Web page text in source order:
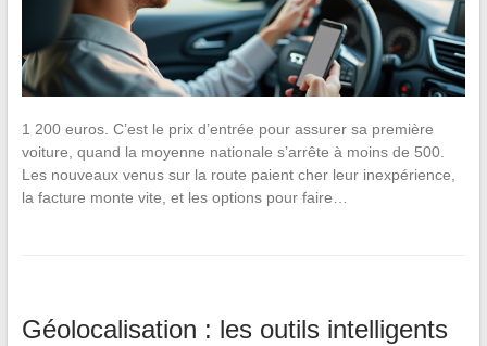
1 200 euros. C’est le prix d’entrée pour assurer sa première
voiture, quand la moyenne nationale s’arrête à moins de 500.
Les nouveaux venus sur la route paient cher leur inexpérience,
la facture monte vite, et les options pour faire…
Géolocalisation : les outils intelligents